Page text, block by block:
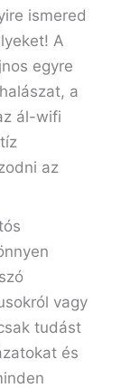
ismered
A
egyre
a
ál-wifi
az
vagy
tudást
és